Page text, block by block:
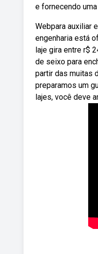
e fornecendo
Webpara auxiliar
engenharia está
laje gira entre r$
de seixo para
partir das muitas
preparamos um
lajes, você deve